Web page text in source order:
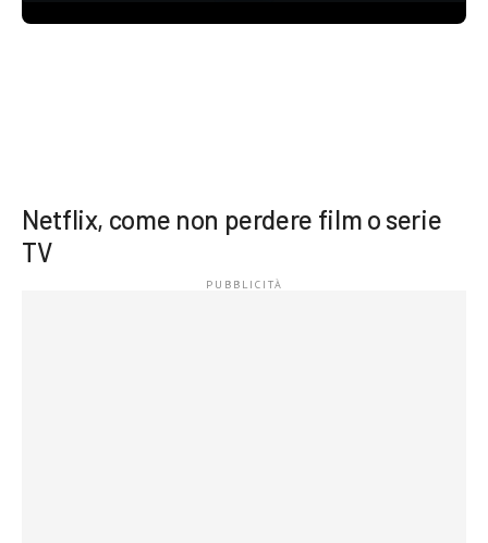
Netflix, come non perdere film o serie
TV